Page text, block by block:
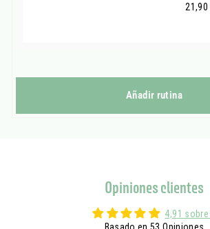
21,90
Añadir rutina
Opiniones clientes
4,91 sobre